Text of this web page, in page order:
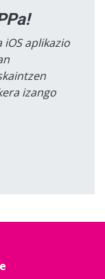
aplikazio
izango